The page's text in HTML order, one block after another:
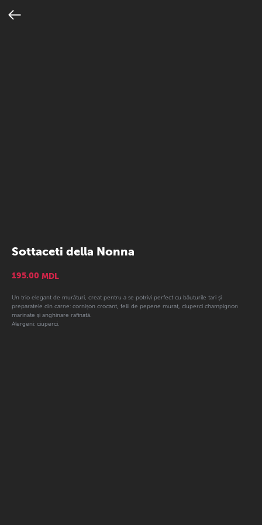
Sottaceti della Nonna
195.00 MDL
Un trio elegant de murături, creat pentru a se potrivi perfect cu băuturile tari și
preparatele din carne: cornișon crocant, felii de pepene murat, ciuperci champignon
marinate și anghinare rafinată.
Alergeni: ciuperci.